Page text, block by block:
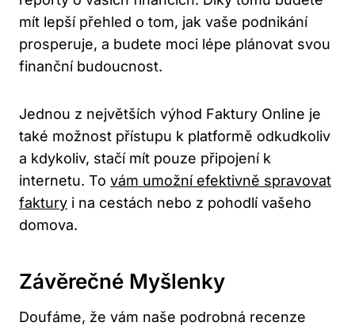
mít lepší přehled o tom, jak vaše podnikání
prosperuje, a budete moci lépe plánovat svou
finanční budoucnost.
Jednou z největších výhod Faktury Online je
také možnost přístupu k platformě odkudkoliv
a kdykoliv, stačí mít pouze připojení k
internetu. To vám umožní efektivně spravovat
faktury i na cestách nebo z pohodlí vašeho
domova.
Závěrečné Myšlenky
Doufáme, že vám naše podrobná recenze